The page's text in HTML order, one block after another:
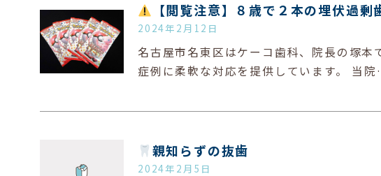
【閲覧注意】８歳で２本の埋伏過剰
2024年2月12日
名古屋市名東区はケーコ歯科、院長の塚本
症例に柔軟な対応を提供しています。 当
親知らずの抜歯
2024年2月5日